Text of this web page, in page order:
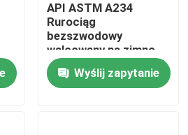
API ASTM A234
Rurociąg
bezszwodowy
walcowany na zimno
CS
Wyślij zapytanie